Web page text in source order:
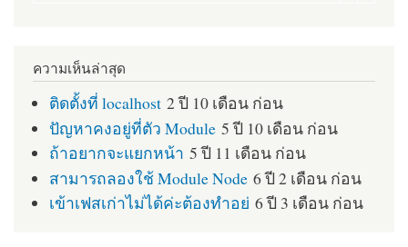
ความเห็นล่าสุด
ติดตั้งที่ localhost 2 ปี 10 เดือน ก่อน
ปัญหาคงอยู่ที่ตัว Module 5 ปี 10 เดือน ก่อน
ถ้าอยากจะแยกหน้า 5 ปี 11 เดือน ก่อน
สามารถลองใช้ Module Node 6 ปี 2 เดือน ก่อน
เข้าเฟสเก่าไม่ได้ค่ะต้องทำอย่ 6 ปี 3 เดือน ก่อน